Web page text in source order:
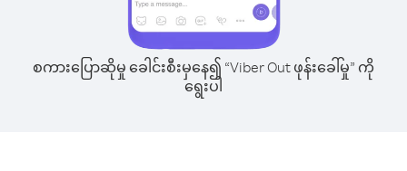
စကားပြောဆိုမှု ခေါင်းစီးမှနေ၍ “Viber Out ဖုန်းခေါ်မှု” ကို
ရွေးပါ